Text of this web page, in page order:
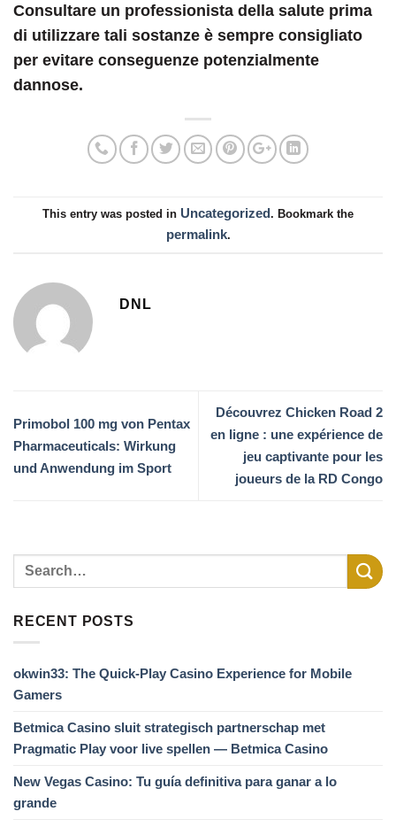
Consultare un professionista della salute prima
di utilizzare tali sostanze è sempre consigliato
per evitare conseguenze potenzialmente
dannose.
This entry was posted in Uncategorized. Bookmark the
permalink.
DNL
Primobol 100 mg von Pentax
Pharmaceuticals: Wirkung
und Anwendung im Sport
Découvrez Chicken Road 2
en ligne : une expérience de
jeu captivante pour les
joueurs de la RD Congo
RECENT POSTS
okwin33: The Quick‑Play Casino Experience for Mobile
Gamers
Betmica Casino sluit strategisch partnerschap met
Pragmatic Play voor live spellen — Betmica Casino
New Vegas Casino: Tu guía definitiva para ganar a lo
grande